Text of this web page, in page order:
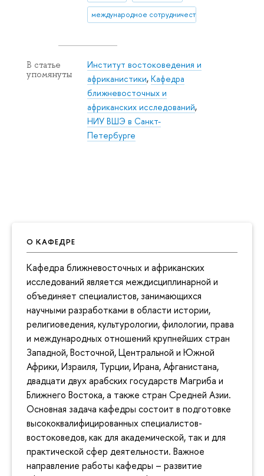
О КАФЕДРЕ
Кафедра ближневосточных и африканских
исследований является междисциплинарной и
объединяет специалистов, занимающихся
научными разработками в области истории,
религиоведения, культурологии, филологии, права
и международных отношений крупнейших стран
Западной, Восточной, Центральной и Южной
Африки, Израиля, Турции, Ирана, Афганистана,
двадцати двух арабских государств Магриба и
Ближнего Востока, а также стран Средней Азии.
Основная задача кафедры состоит в подготовке
высококвалифицированных специалистов-
востоковедов, как для академической, так и для
практической сфер деятельности. Важное
направление работы кафедры – развитие
международное сотрудничество
В статье
упомянуты
Институт востоковедения и
африканистики,Кафедра
ближневосточных и
африканских исследований,
НИУ ВШЭ в Санкт-
Петербурге